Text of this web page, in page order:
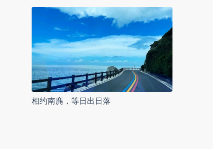
相约南麂，等日出日落